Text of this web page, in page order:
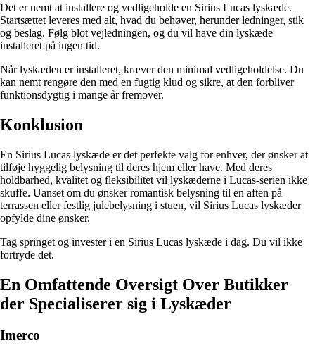
Det er nemt at installere og vedligeholde en Sirius Lucas lyskæde.
Startsættet leveres med alt, hvad du behøver, herunder ledninger, stik
og beslag. Følg blot vejledningen, og du vil have din lyskæde
installeret på ingen tid.
Når lyskæden er installeret, kræver den minimal vedligeholdelse. Du
kan nemt rengøre den med en fugtig klud og sikre, at den forbliver
funktionsdygtig i mange år fremover.
Konklusion
En Sirius Lucas lyskæde er det perfekte valg for enhver, der ønsker at
tilføje hyggelig belysning til deres hjem eller have. Med deres
holdbarhed, kvalitet og fleksibilitet vil lyskæderne i Lucas-serien ikke
skuffe. Uanset om du ønsker romantisk belysning til en aften på
terrassen eller festlig julebelysning i stuen, vil Sirius Lucas lyskæder
opfylde dine ønsker.
Tag springet og invester i en Sirius Lucas lyskæde i dag. Du vil ikke
fortryde det.
En Omfattende Oversigt Over Butikker
der Specialiserer sig i Lyskæder
Imerco